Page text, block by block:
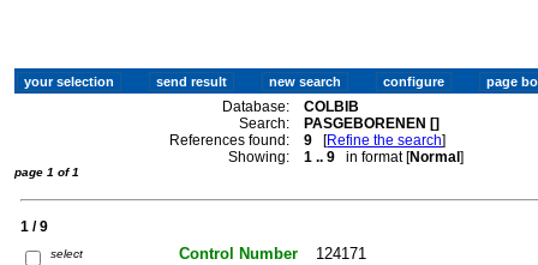
Database:
COLBIB
Search:
PASGEBORENEN []
References found:
9 [Refine the search]
Showing:
1 .. 9 in format [Normal]
page 1 of 1
1 / 9
select Control Number
124171